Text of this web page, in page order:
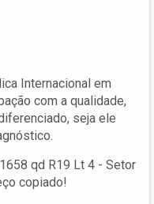
Internacional em
com a qualidade,
seja ele
qd R19 Lt 4 - Setor
copiado!